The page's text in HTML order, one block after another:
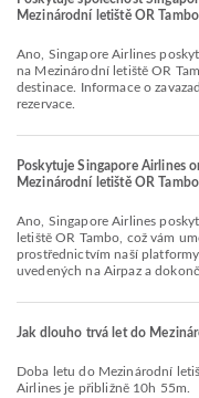
Mezinárodní letiště OR
Ano, Singapore Airlines poskytuje zavazadla pro lety Domácí & Mezinárodní
na Mezinárodní letiště OR
destinace. Informace o
rezervace.
Poskytuje Singapore Airlines
Mezinárodní letiště OR
Ano, Singapore Airlines poskytuje online odbavení letů na letiště Mezinárodní
letiště OR Tambo, což vám
prostřednictvím naší
uvedených na Airpaz a
Jak dlouho trvá let do
Doba letu do Mezinárodní letiště OR Tambo (JNB) se společností Singapore
Airlines je přibližně 10h 55m.